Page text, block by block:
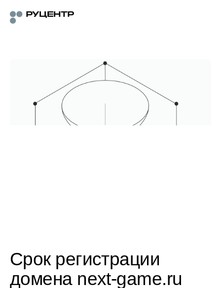
Срок регистрации
домена next-game.ru